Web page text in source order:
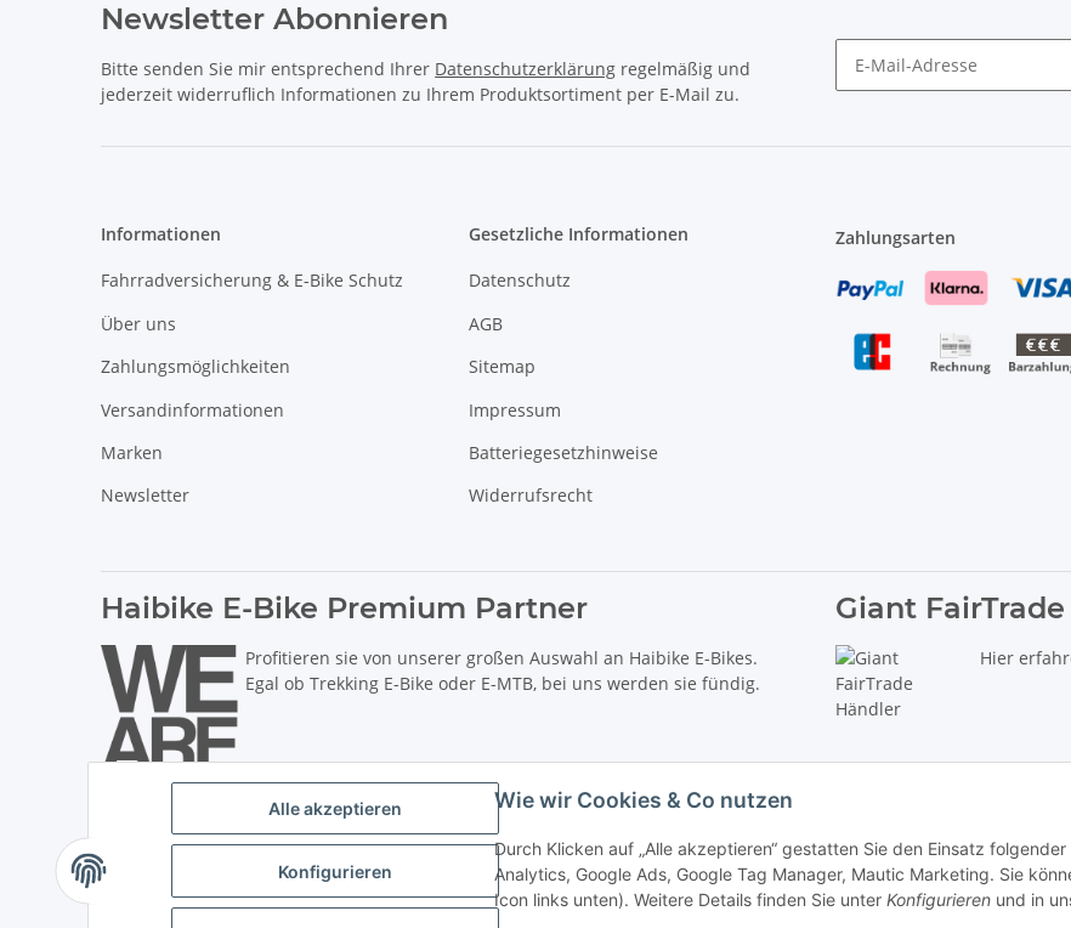
Alle akzeptieren
Konfigurieren
Wie wir Cookies & Co nutzen
Durch Klicken auf „Alle akzeptieren“ gestatten Sie den Einsatz
Analytics, Google Ads, Google Tag Manager, Mautic Marketing. Sie
Icon links unten). Weitere Details finden Sie unter Konfigurieren und in
Newsletter Abonnieren
Bitte senden Sie mir entsprechend Ihrer Datenschutzerklärung regelmäßig und
jederzeit widerruflich Informationen zu Ihrem Produktsortiment per E-Mail zu.
Informationen
Fahrradversicherung & E-Bike Schutz
Über uns
Zahlungsmöglichkeiten
Versandinformationen
Marken
Newsletter
Gesetzliche Informationen
Datenschutz
AGB
Sitemap
Impressum
Batteriegesetzhinweise
Widerrufsrecht
Zahlungsarten
Haibike E-Bike Premium Partner
Profitieren sie von unserer großen Auswahl an Haibike E-Bikes.
Egal ob Trekking E-Bike oder E-MTB, bei uns werden sie fündig.
Giant
Hier